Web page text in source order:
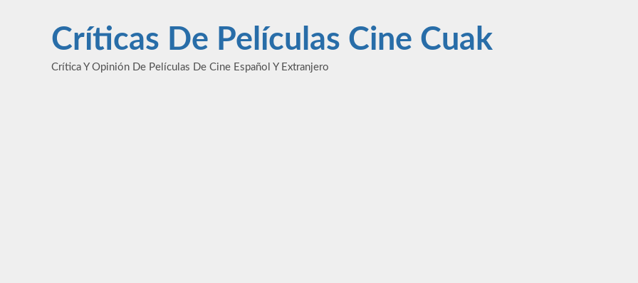
contenidoCríticas De Películas Cine Cuak
Crítica Y Opinión De Películas De Cine Español Y Extranjero